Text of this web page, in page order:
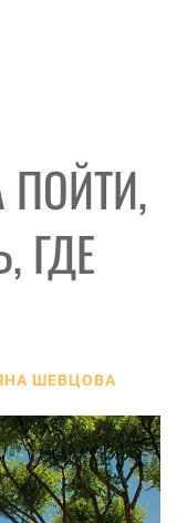
ПОЙТИ,
ГДЕ
ШЕВЦОВА